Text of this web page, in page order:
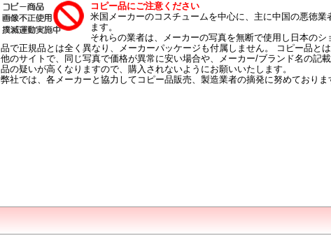
コピー品にご注意ください
米国メーカーのコスチュームを中心に、主に中国の悪徳
ます。
それらの業者は、メーカーの写真を無断で使用し日本の
品で正規品とは全く異なり、メーカーパッケージも付属しません。 コピー品と
他のサイトで、同じ写真で価格が異常に安い場合や、メーカー/ブランド名の記
品の疑いが高くなりますので、購入されないようにお願いいたします。
弊社では、各メーカーと協力してコピー品販売、製造業者の摘発に努めておりま